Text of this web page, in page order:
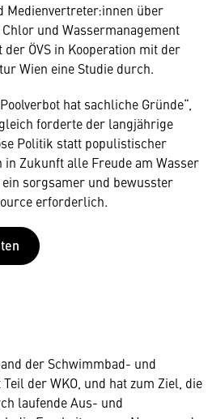
Medienvertreter:innen über
und Wassermanagement
ÖVS in Kooperation mit der
Wien eine Studie durch.
hat sachliche Gründe“,
forderte der langjährige
Politik statt populistischer
in Zukunft alle Freude am Wasser
sorgsamer und bewusster
erforderlich.
der Schwimmbad- und
der WKO, und hat zum Ziel, die
laufende Aus- und